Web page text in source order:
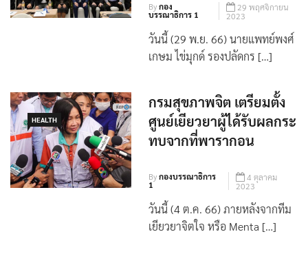
Byกอง
บรรณาธิการ 1
29 พฤศจิกายน
2023
วันนี้ (29 พ.ย. 66) นายแพทย์พงศ์
เกษม ไข่มุกด์ รองปลัดกร […]
HEALTH
กรมสุขภาพจิต เตรียมตั้ง
ศูนย์เยียวยาผู้ได้รับผลกระ
ทบจากที่พารากอน
Byกองบรรณาธิการ
1
4 ตุลาคม
2023
วันนี้ (4 ต.ค. 66) ภายหลังจากทีม
เยียวยาจิตใจ หรือ Menta […]